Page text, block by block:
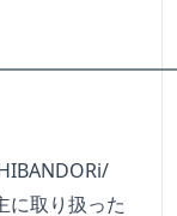
取り扱った